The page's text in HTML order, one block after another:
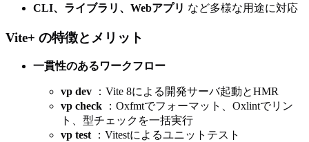
CLI、ライブラリ、Webアプリ など多様な用途に対応
Vite+ の特徴とメリット
一貫性のあるワークフロー
vp dev ：Vite 8による開発サーバ起動とHMR
vp check ：Oxfmtでフォーマット、Oxlintでリン
ト、型チェックを一括実行
vp test ：Vitestによるユニットテスト